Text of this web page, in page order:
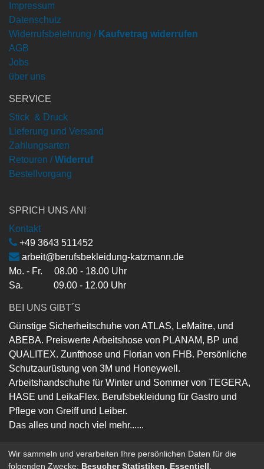
Impressum
Datenschutz
Widerrufsbelehrung / Kaufvetrag widerrufen
AGB
Jobs
über uns
SERVICE
Stick & Druck
Lieferung und Versand
Zahlungsarten
Retouren / Widerruf
Bestellvorgang
SPRICH UNS AN!
Kontakt
+49 3643 511452
arbeit@berufsbekleidung-katzmann.de
Mo. - Fr. 08.00 - 18.00 Uhr
Sa. 09.00 - 12.00 Uhr
BEI UNS GIBT´S
Günstige Sicherheitschuhe von ATLAS, LeMaitre, und
ABEBA. Preiswerte Arbeitshose von PLANAM, BP und
QUALITEX. Zunfthose und Florian von FHB. Persönliche
Schutzaurüstung von 3M und Honeywell.
Arbeitshandschuhe für Winter und Sommer von TEGERA,
HASE und LeikaFlex. Berufsbekleidung für Gastro und
Pflege von Greiff und Leiber.
Das alles und noch viel mehr......
Wir sammeln und verarbeiten Ihre persönlichen Daten für die
folgenden Zwecke: Besucher Statistiken, Essentiell